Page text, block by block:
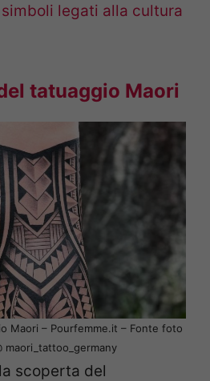
legati alla cultura
tatuaggio Maori
Maori – Pourfemme.it – Fonte foto
maori_tattoo_germany
scoperta del